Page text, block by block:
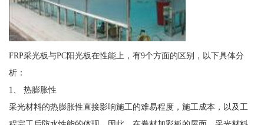
FRP采光板与PC阳光板在性能上，有9个方面的区别，以下具体分
析：
1、 热膨胀性
采光材料的热膨胀性直接影响施工的难易程度，施工成本，以及工